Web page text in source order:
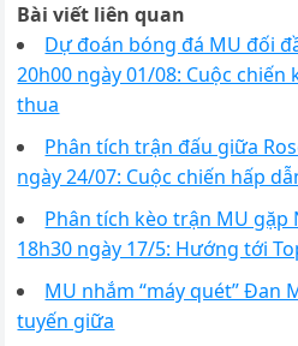
Bài viết liên quan
Dự đoán bóng đá MU đối
20h00 ngày 01/08: Cuộc
thua
Phân tích trận đấu giữa
ngày 24/07: Cuộc chiến hấp
Phân tích kèo trận MU gặp
18h30 ngày 17/5: Hướng tới
MU nhắm “máy quét” Đan
tuyến giữa